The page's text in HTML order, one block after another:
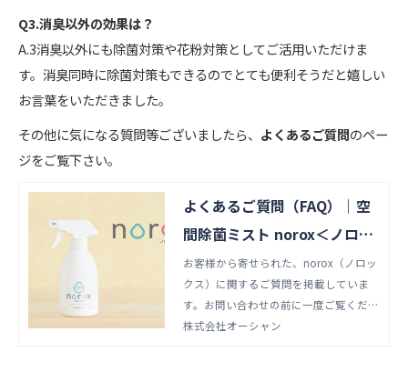
Q3.消臭以外の効果は？
A.3消臭以外にも除菌対策や花粉対策としてご活用いただけま
す。消臭同時に除菌対策もできるのでとても便利そうだと嬉しい
お言葉をいただきました。
その他に気になる質問等ございましたら、 よくあるご質問のペー
ジをご覧下さい。
よくあるご質問（FAQ）｜空
間除菌ミスト norox＜ノロッ
クス＞
お客様から寄せられた、norox（ノロッ
クス）に関するご質問を掲載していま
す。お問い合わせの前に一度ご覧くださ
い。ノロックスは、空間の気になるウイ
株式会社オーシャン